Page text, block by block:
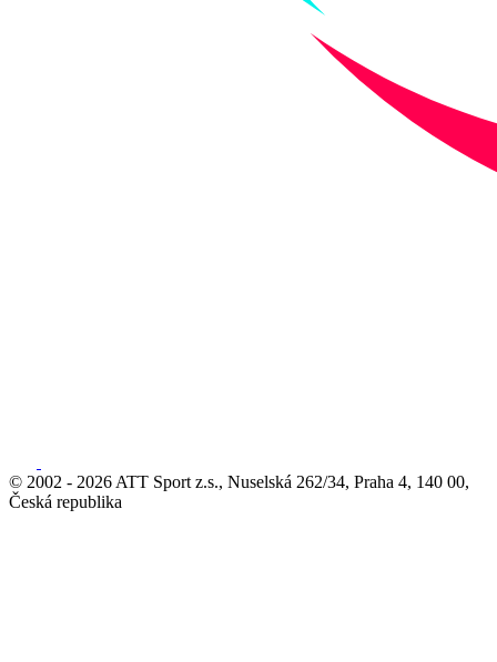
© 2002 - 2026 ATT Sport z.s., Nuselská 262/34, Praha 4, 140 00,
Česká republika